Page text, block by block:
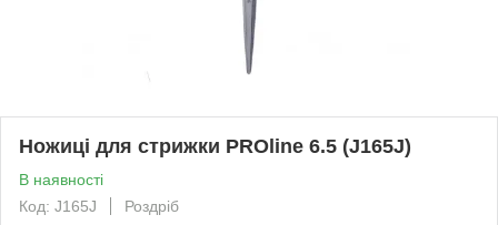
Ножиці для стрижки PROline 6.5 (J165J)
В наявності
Код: J165J
Роздріб